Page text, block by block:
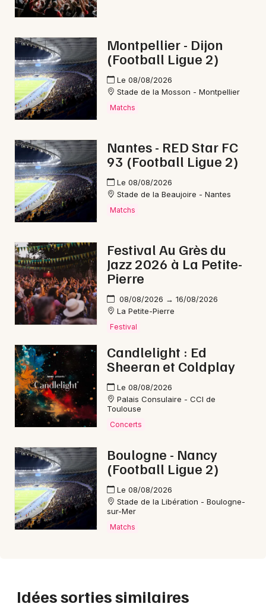
Je m'abonne
Montpellier - Dijon
(Football Ligue 2)
Le 08/08/2026
Stade de la Mosson - Montpellier
Matchs
Nantes - RED Star FC
93 (Football Ligue 2)
Le 08/08/2026
Stade de la Beaujoire - Nantes
Matchs
Festival Au Grès du
Jazz 2026 à La Petite-
Pierre
08/08/2026 → 16/08/2026
La Petite-Pierre
Festival
Candlelight : Ed
Sheeran et Coldplay
Le 08/08/2026
Palais Consulaire - CCI de
Toulouse
Concerts
Boulogne - Nancy
(Football Ligue 2)
Le 08/08/2026
Stade de la Libération - Boulogne-
sur-Mer
Matchs
Idées sorties similaires